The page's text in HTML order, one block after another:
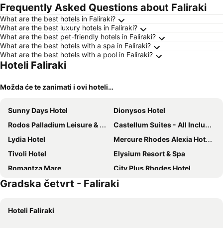
Frequently Asked Questions about Faliraki
What are the best hotels in Faliraki?
What are the best luxury hotels in Faliraki?
What are the best pet-friendly hotels in Faliraki?
What are the best hotels with a spa in Faliraki?
What are the best hotels with a pool in Faliraki?
Hoteli Faliraki
Možda će te zanimati i ovi hoteli…
Sunny Days Hotel
Dionysos Hotel
Rodos Palladium Leisure & Wellness
Castellum Suites - All Inclusive
Lydia Hotel
Mercure Rhodes Alexia Hotel & Spa
Tivoli Hotel
Elysium Resort & Spa
Romantza Mare
City Plus Rhodes Hotel
Sotirakis Hotel
Mediterranean Hotel
Golden Odyssey
Gradska četvrt - Faliraki
Hoteli Faliraki